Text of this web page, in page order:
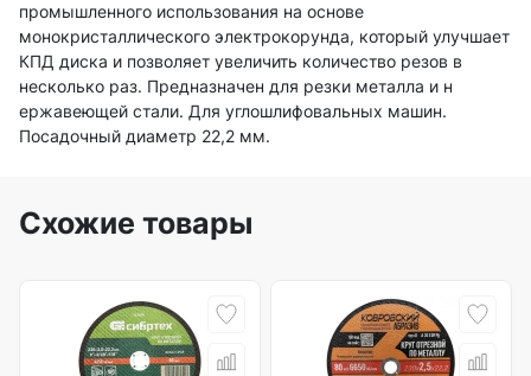
промышленного использования на основе
монокристаллического электрокорунда, который улучшает
КПД диска и позволяет увеличить количество резов в
несколько раз. Предназначен для резки металла и н
ержавеющей стали. Для углошлифовальных машин.
Посадочный диаметр 22,2 мм.
Схожие товары